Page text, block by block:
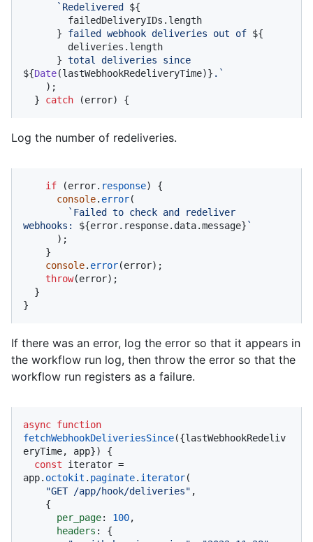
`Redelivered ${
      }
failed webhook deliveries out of ${
      }
${Date(lastWebhookRedeliveryTime)} .`
  }
catch (error) {
Log the number of redeliveries.
if (error. response) {
console. error(
`Failed to check and redeliver
webhooks: ${error.response.data.message} `
console. error(error);
throw(error);
}
If there was an error, log the error so that it appears in
the workflow run log, then throw the error so that the
workflow run registers as a failure.
async function
fetchWebhookDeliveriesSince({lastWebhookRedeliv
eryTime, app}) {
const iterator =
app. octokit . paginate. iterator(
"GET /app/hook/deliveries" ,
per_page: 100,
headers : {